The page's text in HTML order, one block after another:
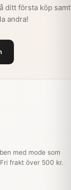
ditt första köp samt
andra!
med mode som
frakt över 500 kr.